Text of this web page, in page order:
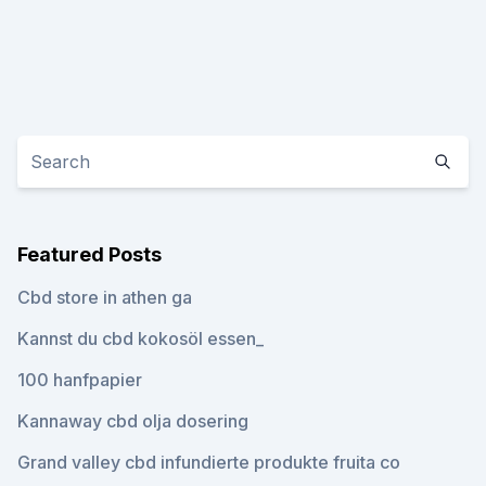
Featured Posts
Cbd store in athen ga
Kannst du cbd kokosöl essen_
100 hanfpapier
Kannaway cbd olja dosering
Grand valley cbd infundierte produkte fruita co